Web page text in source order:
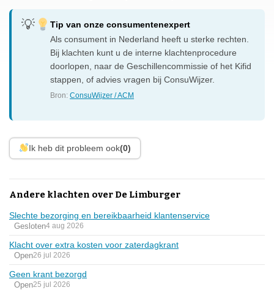
Tip van onze consumentenexpert
Als consument in Nederland heeft u sterke rechten.
Bij klachten kunt u de interne klachtenprocedure
doorlopen, naar de Geschillencommissie of het Kifid
stappen, of advies vragen bij ConsuWijzer.
Bron:ConsuWijzer / ACM
Ik heb dit probleem ook(0)
Andere klachten over De Limburger
Slechte bezorging en bereikbaarheid klantenservice
Gesloten4 aug 2026
Klacht over extra kosten voor zaterdagkrant
Open26 jul 2026
Geen krant bezorgd
Open25 jul 2026